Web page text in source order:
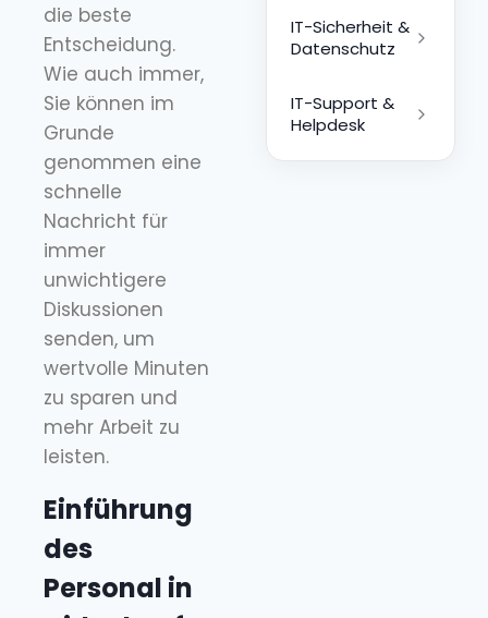
die beste
Entscheidung.
Wie auch immer,
Sie können im
Grunde
genommen eine
schnelle
Nachricht für
immer
unwichtigere
Diskussionen
senden, um
wertvolle Minuten
zu sparen und
mehr Arbeit zu
leisten.
Einführung
des
Personal in
IT-Sicherheit &
Datenschutz
IT-Support &
Helpdesk